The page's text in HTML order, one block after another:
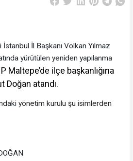
İl Başkanı Volkan Yılmaz
yürütülen yeniden yapılanma
Maltepe’de ilçe başkanlığına
Doğan atandı.
yönetim kurulu şu isimlerden